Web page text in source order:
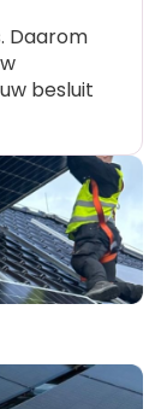
Daarom
besluit